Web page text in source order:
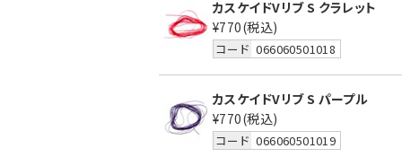
カスケイドVリブ S クラレット
¥770(税込)
コード 066060501018
カスケイドVリブ S パープル
¥770(税込)
コード 066060501019